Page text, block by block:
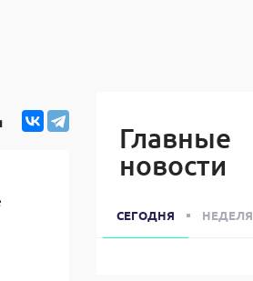
Главные
новости
СЕГОДНЯ НЕДЕЛЯ